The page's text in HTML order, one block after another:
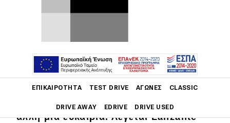
ΕΠΙΚΑΙΡΌΤΗΤΑ TEST DRIVE ΑΓΏΝΕΣ CLASSIC
DRIVE AWAY EDRIVE DRIVE USED
Αν σου ξέφυγε η McLaren W1,η οποία
είχε εξαντληθεί πριν ακόμα από το
παγκόσμιο λανσάρισμά της, τώρα έχεις
άλλη μία ευκαιρία. Λέγεται Lanzante